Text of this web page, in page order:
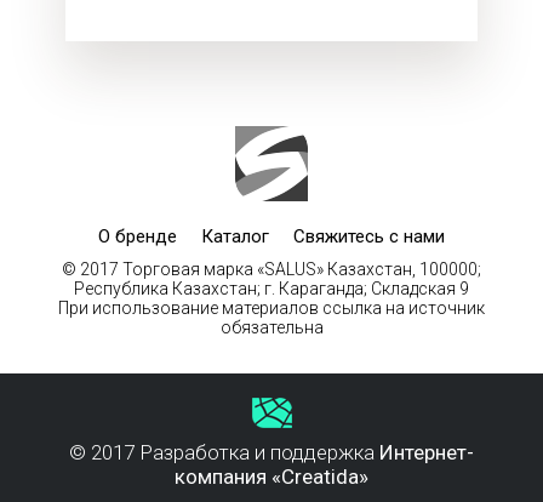
О бренде Каталог Свяжитесь с нами
© 2017 Торговая марка «SALUS» Казахстан, 100000;
Республика Казахстан; г. Караганда; Складская 9
При использование материалов ссылка на источник
обязательна
© 2017 Разработка и поддержка Интернет-
компания «Creatida»